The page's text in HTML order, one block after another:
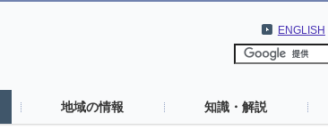
ENGLISH
地域の情報 知識・解説